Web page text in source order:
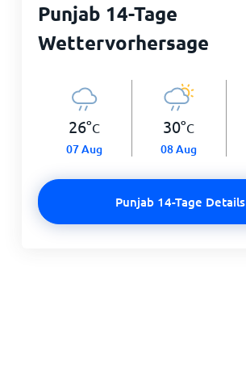
Punjab 14-Tage
Wettervorhersage
26°C
07 Aug
30°C
08 Aug
Punjab 14-Tage Details